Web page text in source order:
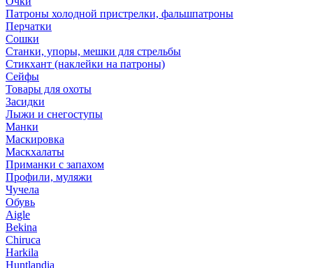
Патроны холодной пристрелки, фальшпатроны
Перчатки
Сошки
Станки, упоры, мешки для стрельбы
Стикхант (наклейки на патроны)
Сейфы
Товары для охоты
Засидки
Лыжи и снегоступы
Манки
Маскировка
Маскхалаты
Приманки с запахом
Профили, муляжи
Чучела
Обувь
Aigle
Bekina
Chiruсa
Harkila
Huntlandia